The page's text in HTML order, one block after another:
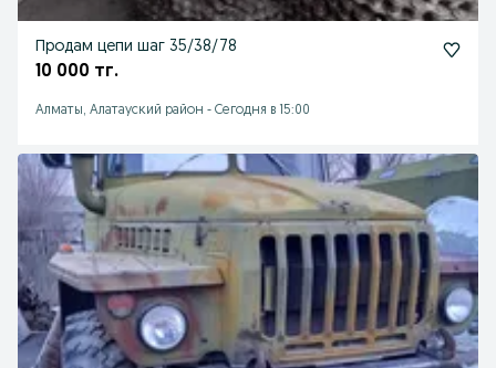
Продам цепи шаг 35/38/78
10 000 тг.
Алматы, Алатауский район - Сегодня в 15:00